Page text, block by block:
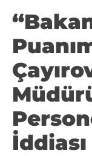
İddiası